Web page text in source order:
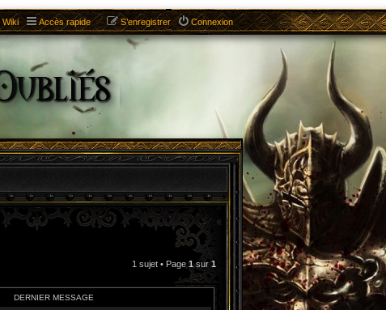
Wiki Accès rapide Connexion
S’enregistrer
1 sujet • Page 1sur 1
DERNIER MESSAGE